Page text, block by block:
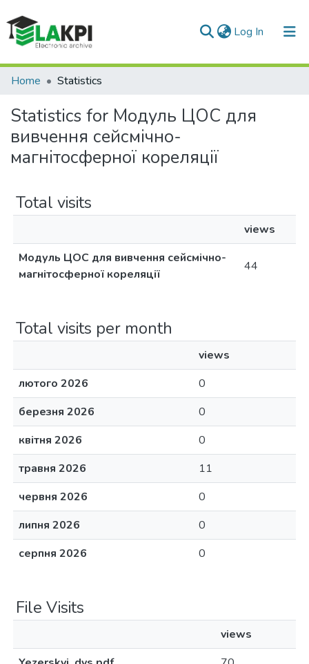
Log In (current)
Communities & Collections
All of DSpace
Home Statistics
Statistics for Модуль ЦОС для
вивчення сейсмічно-
магнітосферної кореляції
Total visits
views
Модуль ЦОС для вивчення сейсмічно-
магнітосферної кореляції
44
Total visits per month
views
лютого 2026
0
березня 2026
0
квітня 2026
0
травня 2026
11
червня 2026
0
липня 2026
0
серпня 2026
0
File Visits
views